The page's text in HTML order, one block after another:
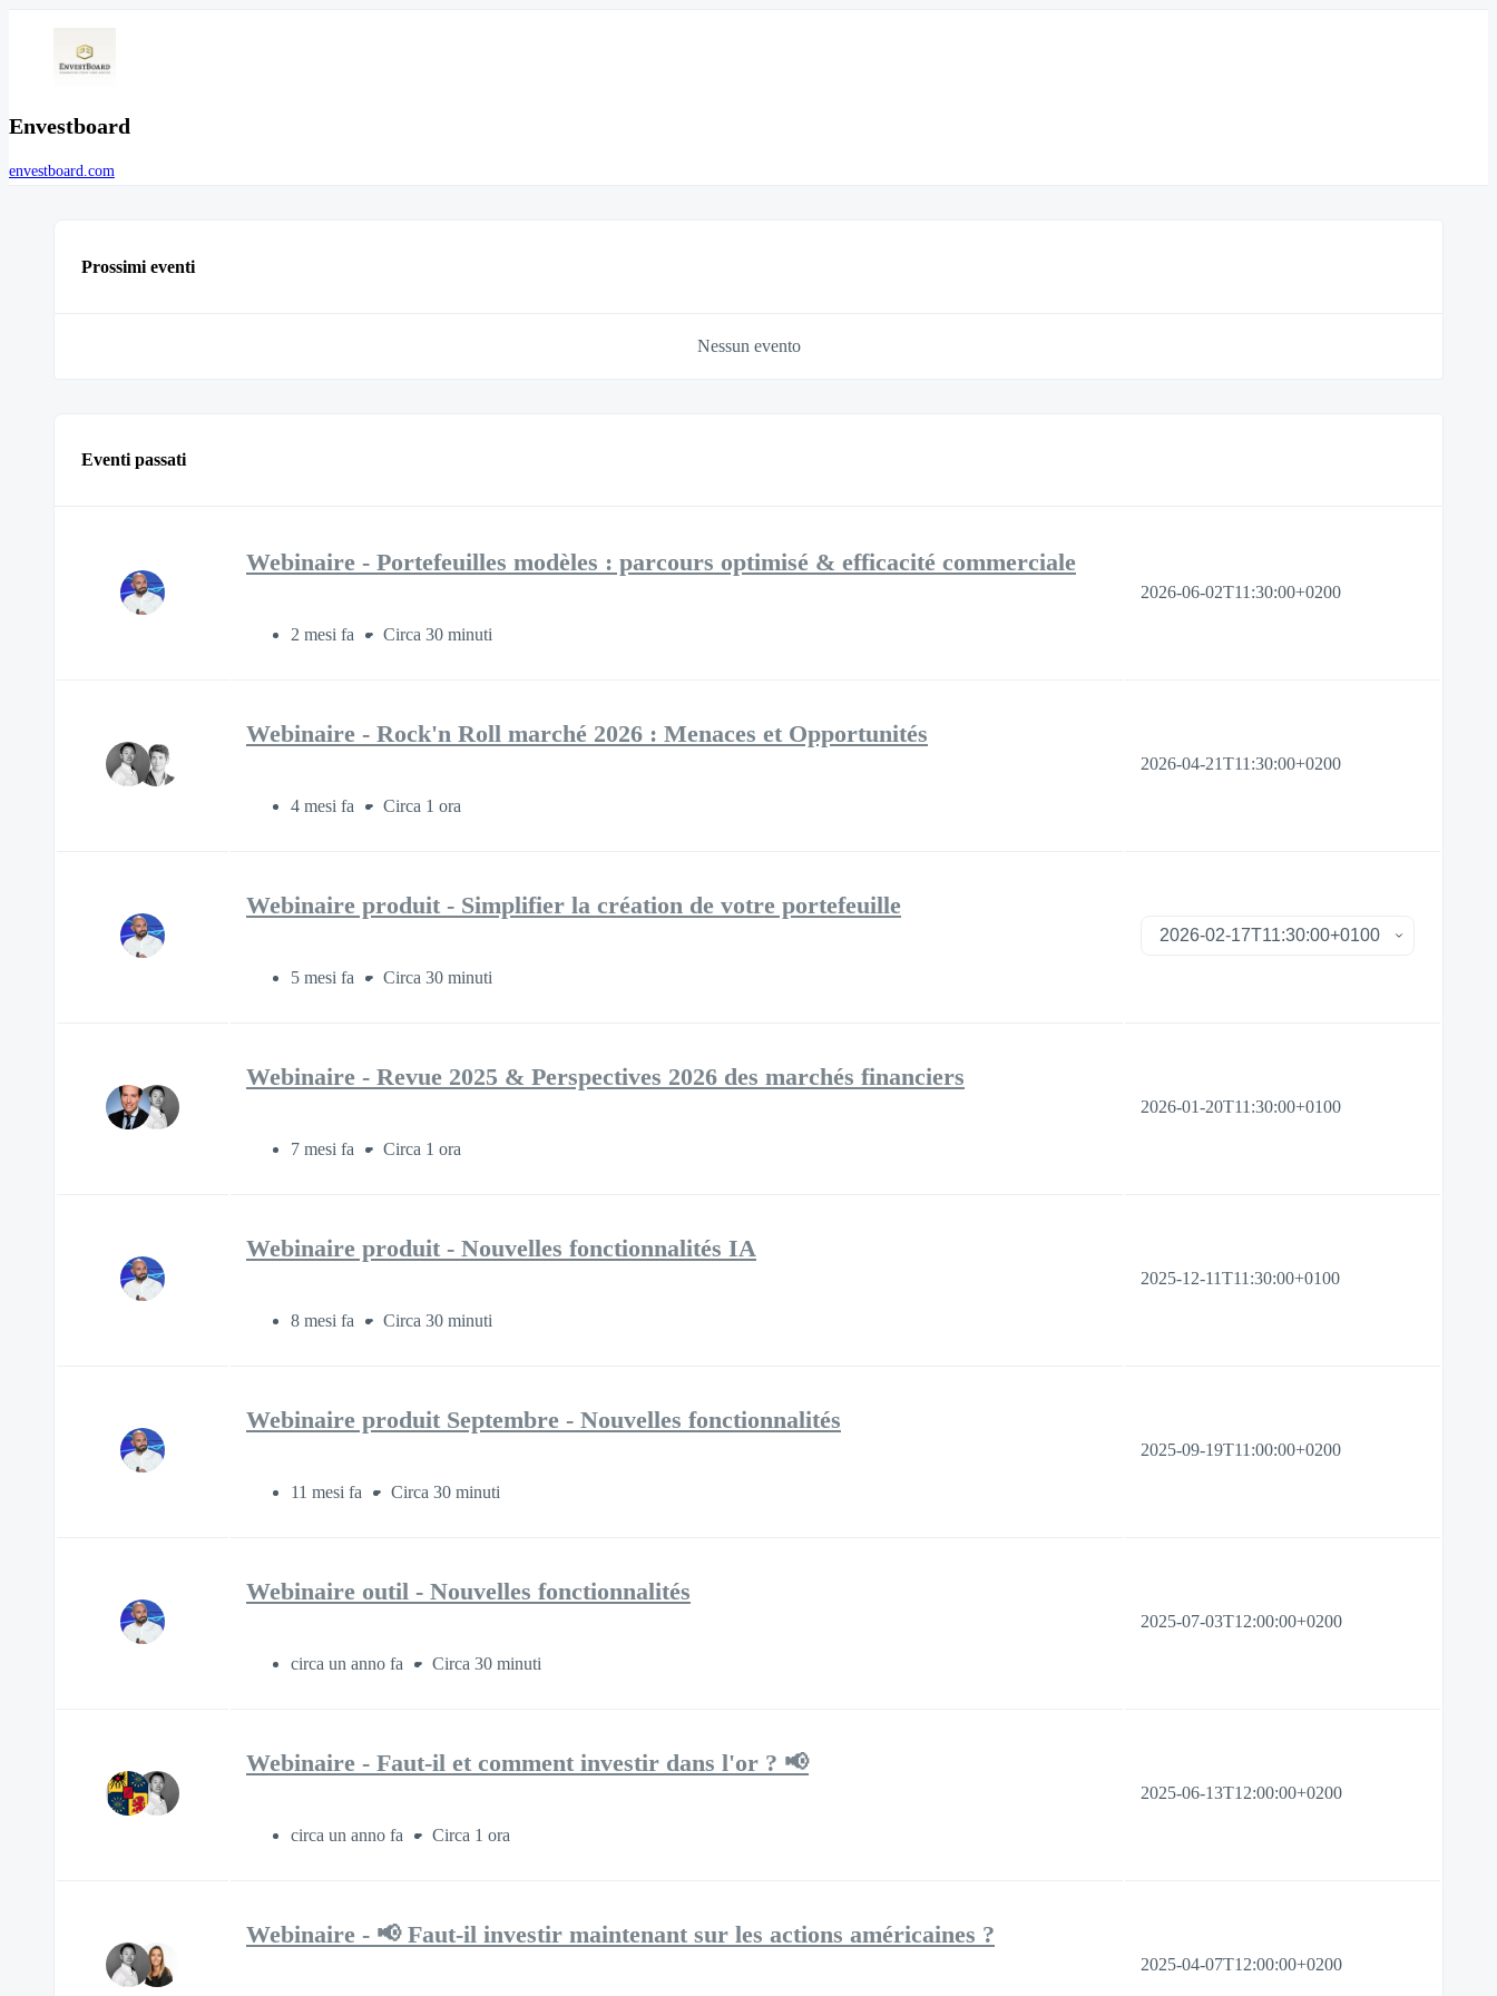
Envestboard
envestboard.com
Prossimi eventi
Nessun evento
Eventi passati
Webinaire - Portefeuilles modèles : parcours optimisé & efficacité commerciale
2 mesi fa Circa 30 minuti
2026-06-02T11:30:00+0200
Webinaire - Rock'n Roll marché 2026 : Menaces et Opportunités
4 mesi fa Circa 1 ora
2026-04-21T11:30:00+0200
Webinaire produit - Simplifier la création de votre portefeuille
5 mesi fa Circa 30 minuti
Webinaire - Revue 2025 & Perspectives 2026 des marchés financiers
7 mesi fa Circa 1 ora
2026-01-20T11:30:00+0100
Webinaire produit - Nouvelles fonctionnalités IA
8 mesi fa Circa 30 minuti
2025-12-11T11:30:00+0100
Webinaire produit Septembre - Nouvelles fonctionnalités
11 mesi fa Circa 30 minuti
2025-09-19T11:00:00+0200
Webinaire outil - Nouvelles fonctionnalités
circa un anno fa Circa 30 minuti
2025-07-03T12:00:00+0200
Webinaire - Faut-il et comment investir dans l'or ? 📢
circa un anno fa Circa 1 ora
2025-06-13T12:00:00+0200
Webinaire - 📢 Faut-il investir maintenant sur les actions américaines ?
2025-04-07T12:00:00+0200